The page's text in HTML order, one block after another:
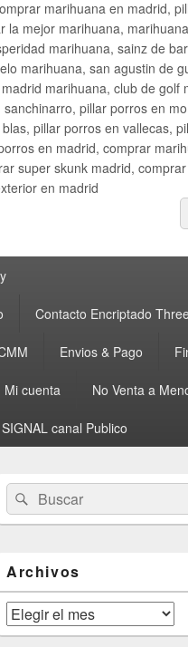
marihuana en madrid,
mejor marihuana,
marihuana, sainz de
marihuana, san agustin de
marihuana, club de golf
pillar porros en
pillar porros en vallecas,
en madrid, comprar
super skunk madrid,
en madrid
Contacto Encriptado
Envios & Pago
Mi cuenta No Venta a
SIGNAL canal Publico
área
de
widget
lateral
primaria
Buscar
por:
Buscar
Archivos
Archivos